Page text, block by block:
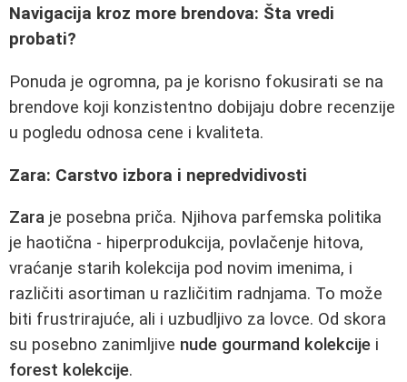
Navigacija kroz more brendova: Šta vredi
probati?
Ponuda je ogromna, pa je korisno fokusirati se na
brendove koji konzistentno dobijaju dobre recenzije
u pogledu odnosa cene i kvaliteta.
Zara: Carstvo izbora i nepredvidivosti
Zara je posebna priča. Njihova parfemska politika
je haotična - hiperprodukcija, povlačenje hitova,
vraćanje starih kolekcija pod novim imenima, i
različiti asortiman u različitim radnjama. To može
biti frustrirajuće, ali i uzbudljivo za lovce. Od skora
su posebno zanimljive nude gourmand kolekcije i
forest kolekcije.